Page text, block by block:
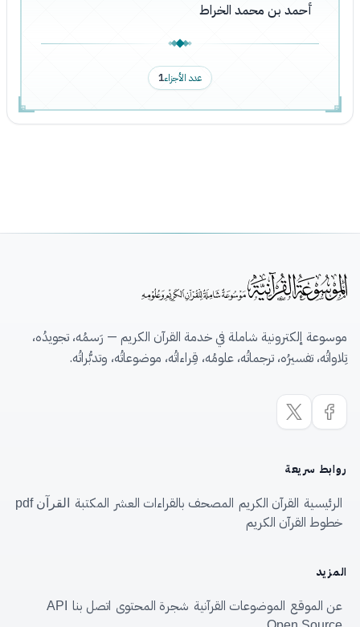
أحمد بن محمد الخراط
عدد الأجزاء1
موسوعة إلكترونية شاملة في خدمة القرآن الكريم — رَسمُه، تجويدُه،
تِلاواتُه، تفسيرُه، ترجماتُه، علومُه، قِراءاتُه، موضوعاتُه، وتدبُّراتُه.
روابط سريعة
الرئيسية القرآن الكريم المصحف بالقراءات العشر المكتبة القرآن pdf
خطوط القرآن الكريم
المزيد
عن الموقع الموضوعات القرآنية شجرة المحتوى اتصل بنا
API